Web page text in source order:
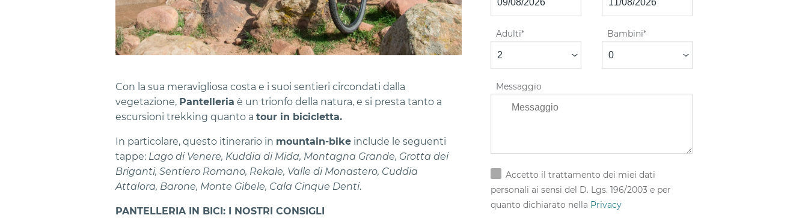
Con la sua meravigliosa costa e i suoi sentieri circondati dalla
vegetazione, Pantelleria è un trionfo della natura, e si presta tanto a
escursioni trekking quanto a tour in bicicletta.
In particolare, questo itinerario in mountain-bike include le seguenti
tappe: Lago di Venere, Kuddia di Mida, Montagna Grande, Grotta dei
Briganti, Sentiero Romano, Rekale, Valle di Monastero, Cuddia
Attalora, Barone, Monte Gibele, Cala Cinque Denti.
PANTELLERIA IN BICI: I NOSTRI CONSIGLI
Adulti Bambini
Messaggio
Accetto il trattamento dei miei dati
personali ai sensi del D. Lgs. 196/2003 e per
quanto dichiarato nella Privacy